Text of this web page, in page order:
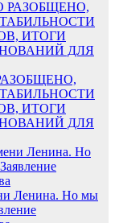
ИТОГИ
ДЛЯ
Ленина. Но мы